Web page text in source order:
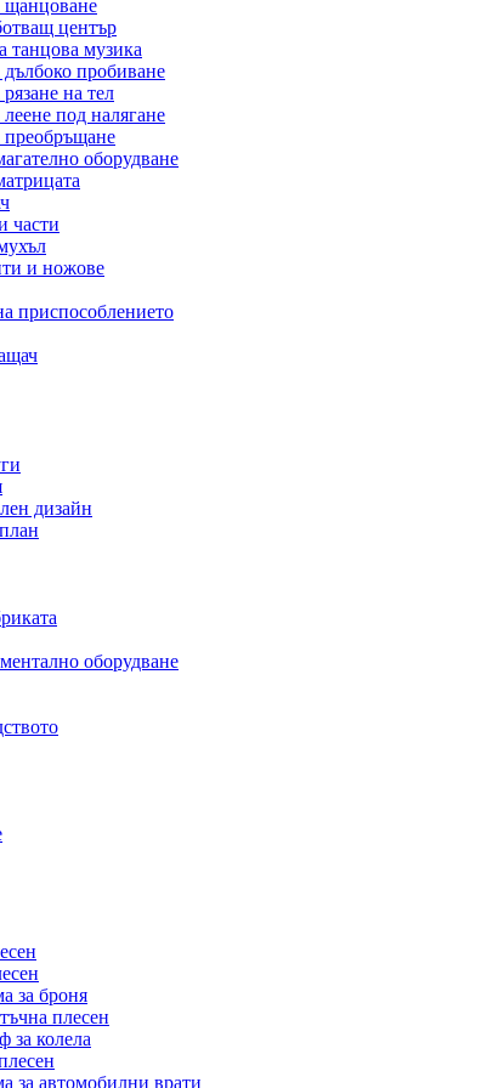
център
танцова музика
пробиване
на тел
под налягане
оборудване
части
и ножове
приспособлението
дизайн
оборудване
за броня
плесен
за колела
за автомобилни врати